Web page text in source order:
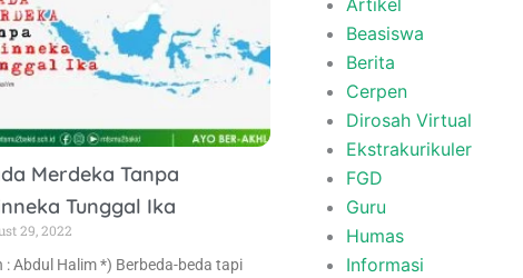
Merdeka Tanpa
Tunggal Ika
29, 2022
: Abdul Halim *) Berbeda-beda tapi
Artikel
Beasiswa
Berita
Cerpen
Dirosah Virtual
Ekstrakurikuler
FGD
Guru
Humas
Informasi